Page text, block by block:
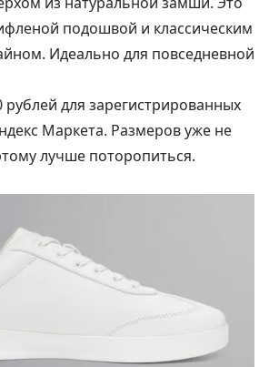
подошвой и классическим
Идеально для повседневной
рублей для зарегистрированных
Маркета. Размеров уже не
лучше поторопиться.